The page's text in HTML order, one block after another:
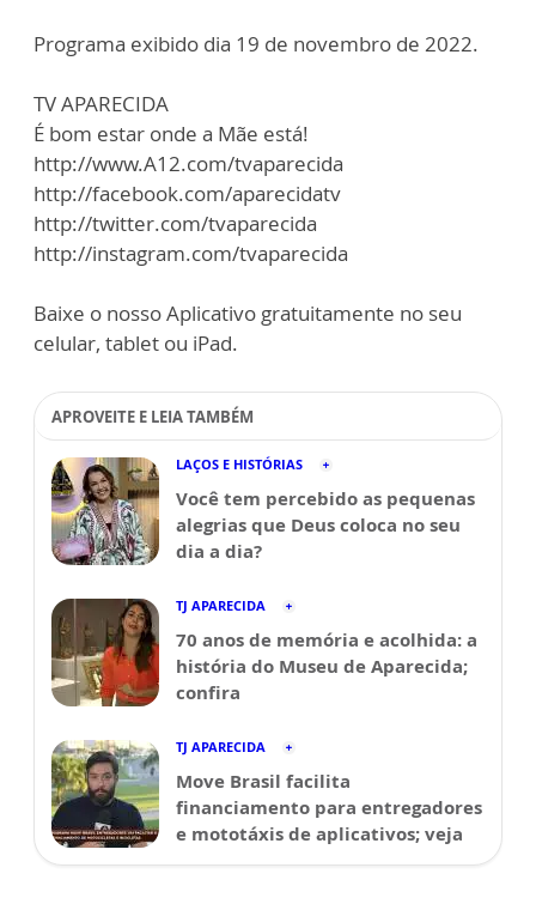
Programa exibido dia 19 de novembro de 2022.
TV APARECIDA
É bom estar onde a Mãe está!
http://www.A12.com/tvaparecida
http://facebook.com/aparecidatv
http://twitter.com/tvaparecida
http://instagram.com/tvaparecida
Baixe o nosso Aplicativo gratuitamente no seu
celular, tablet ou iPad.
APROVEITE E LEIA TAMBÉM
LAÇOS E HISTÓRIAS
Você tem percebido as pequenas
alegrias que Deus coloca no seu
dia a dia?
TJ APARECIDA
70 anos de memória e acolhida: a
história do Museu de Aparecida;
confira
TJ APARECIDA
Move Brasil facilita
financiamento para entregadores
e mototáxis de aplicativos; veja